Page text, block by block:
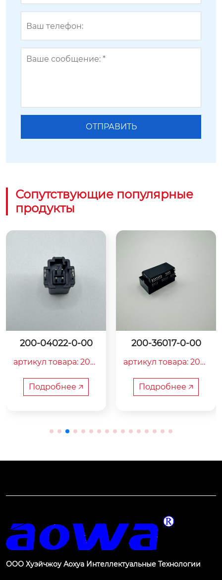
Сопутствующие популярные
продукты
200-04022-0-00
артикул товара: 200-
название продукта:
шаг=2,2 мм 4p черн
(с крепежной детал
Подробнее 🡥
200-36017-0-00
артикул товара: 200-
название продукта:
шаг=2,0 мм 36p (6+8
бинированный раз
Подробнее 🡥
ООО Хуэйчжоу Аохуа Интеллектуальные Технологии